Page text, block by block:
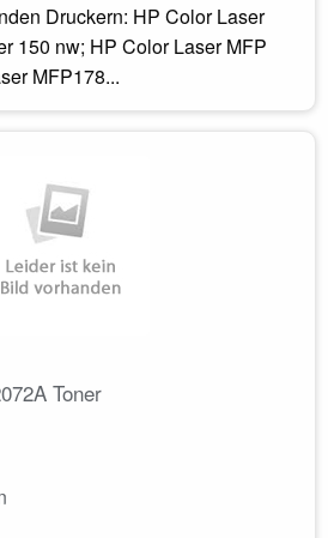
Druckern: HP Color Laser
150 nw; HP Color Laser MFP
MFP178...
Toner